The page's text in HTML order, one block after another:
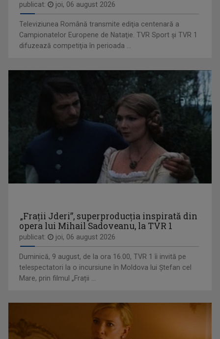
ZI DE ZI, CU PĂRINTELE CONSTANTIN NECULA
Televiziunea Română propune un moment de ...
DOSAR ROMÂNIA
O poveste jurnalistică de prestigiu, în ...
FLORINA CONSTANTINESCU
„Cred că am cântat de când mă ştiu, în cor, la ...
MARINA CONSTANTINESCU
Marina Constantinescu s-a născut pe 22 ...
publicat: joi, 06 august 2026
Televiziunea Română transmite ediţia centenară a
Campionatelor Europene de Nataţie. TVR Sport şi TVR 1
difuzează competiţia în perioada ...
„Frații Jderi”, superproducția inspirată din
opera lui Mihail Sadoveanu, la TVR 1
publicat: joi, 06 august 2026
Duminică, 9 august, de la ora 16.00, TVR 1 îi invită pe
telespectatori la o incursiune în Moldova lui Ștefan cel
Mare, prin filmul „Frații ...